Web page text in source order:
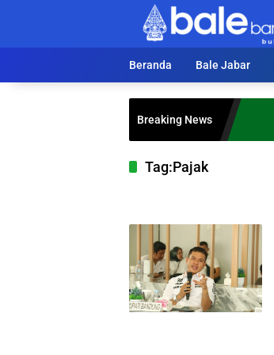
Beranda Bale Jabar
Breaking News
Tag:Pajak